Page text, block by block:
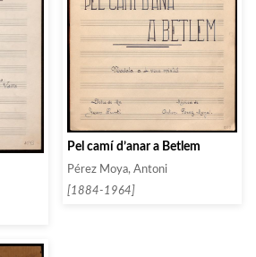
Pel camí d’anar a Betlem
Pérez Moya, Antoni
[1884-1964]